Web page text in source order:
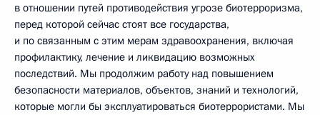
в отношении путей противодействия угрозе биотерроризма,
перед которой сейчас стоят все государства,
и по связанным с этим мерам здравоохранения, включая
профилактику, лечение и ликвидацию возможных
последствий. Мы продолжим работу над повышением
безопасности материалов, объектов, знаний и технологий,
которые могли бы эксплуатироваться биотеррористами. Мы